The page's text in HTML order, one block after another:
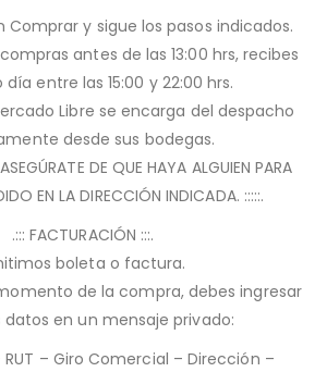
Comprar y sigue los pasos indicados.
compras antes de las 13:00 hrs, recibes
entre las 15:00 y 22:00 hrs.
Libre se encarga del despacho
desde sus bodegas.
DE QUE HAYA ALGUIEN PARA
EN LA DIRECCIÓN INDICADA. :::::.
.::: FACTURACIÓN :::.
boleta o factura.
de la compra, debes ingresar
datos en un mensaje privado:
RUT – Giro Comercial – Dirección –